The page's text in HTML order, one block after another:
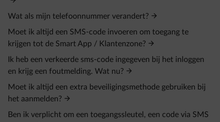
Wat als mijn telefoonnummer verandert?
Moet ik altijd een SMS-code invoeren om toegang te
krijgen tot de Smart App / Klantenzone?
Ik heb een verkeerde sms‑code ingegeven bij het inloggen
en krijg een foutmelding. Wat nu?
Moet ik altijd een extra beveiligingsmethode gebruiken bij
het aanmelden?
Ben ik verplicht om een toegangssleutel, een code via SMS